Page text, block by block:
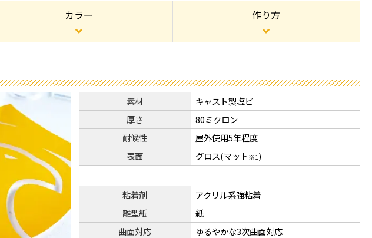
カラー 作り方
素材
キャスト製塩ビ
厚さ
80ミクロン
耐候性
屋外使用5年程度
表面
グロス(マット※1)
粘着剤
アクリル系強粘着
離型紙
紙
曲面対応
ゆるやかな3次曲面対応